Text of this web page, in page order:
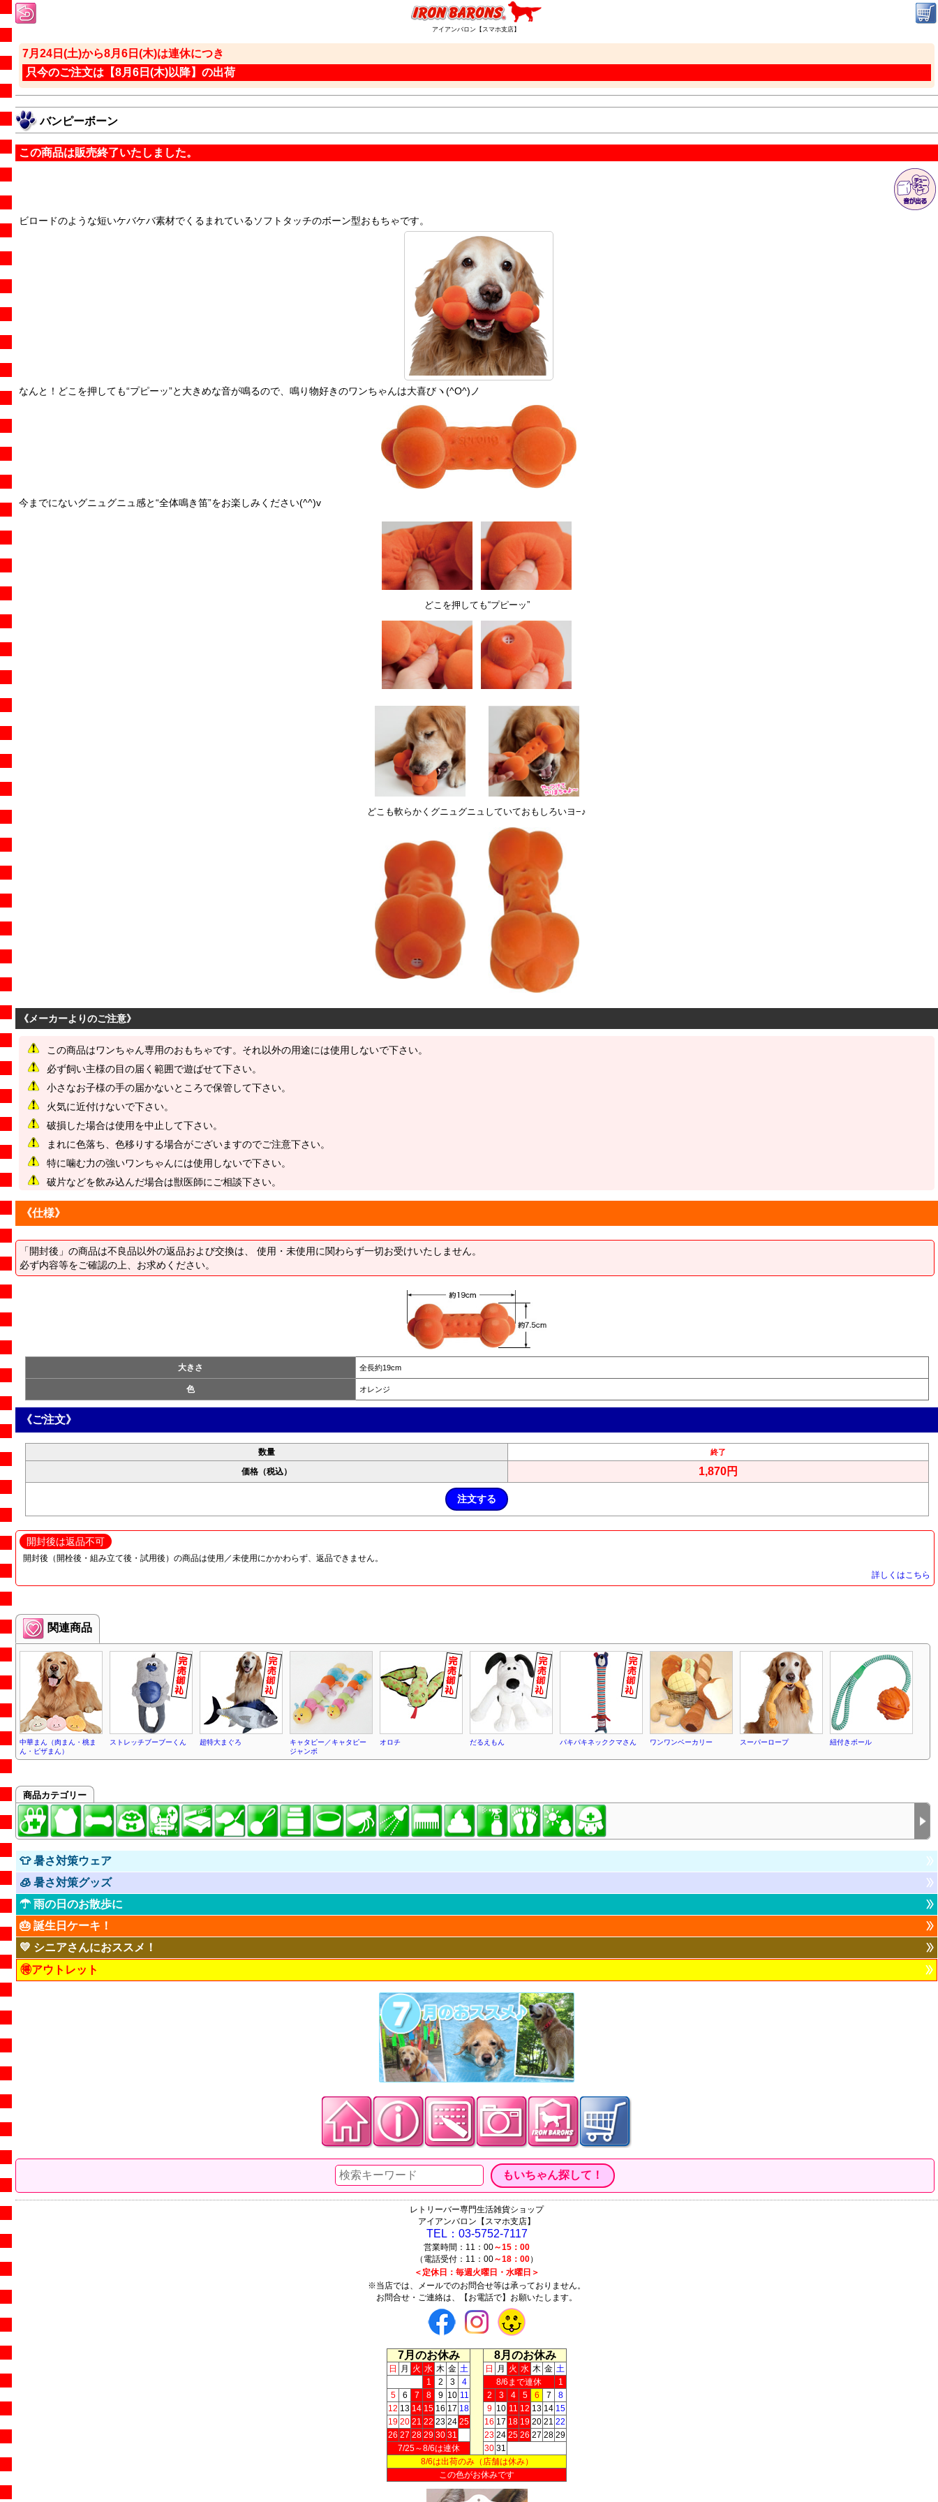
アイアンバロン【スマホ支店】
7月24日(土)から8月6日(木)は連休につき
只今のご注文は【8月6日(木)以降】の出荷
バンピーボーン
この商品は販売終了いたしました。
ビロードのような短いケバケバ素材でくるまれているソフトタッチのボーン型おもちゃです。
なんと！どこを押しても“プピーッ”と大きめな音が鳴るので、鳴り物好きのワンちゃんは大喜びヽ(^O^)ノ
今までにないグニュグニュ感と“全体鳴き笛”をお楽しみください(^^)v
どこを押しても“プピーッ”
どこも軟らかくグニュグニュしていておもしろいヨ−♪
《メーカーよりのご注意》
この商品はワンちゃん専用のおもちゃです。それ以外の用途には使用しないで下さい。
必ず飼い主様の目の届く範囲で遊ばせて下さい。
小さなお子様の手の届かないところで保管して下さい。
火気に近付けないで下さい。
破損した場合は使用を中止して下さい。
まれに色落ち、色移りする場合がございますのでご注意下さい。
特に噛む力の強いワンちゃんには使用しないで下さい。
破片などを飲み込んだ場合は獣医師にご相談下さい。
《仕様》
「開封後」の商品は不良品以外の返品および交換は、 使用・未使用に関わらず一切お受けいたしません。
必ず内容等をご確認の上、お求めください。
大きさ 全長約19cm
色 オレンジ
《ご注文》
数量 終了
価格（税込） 1,870円
開封後は返品不可
開封後（開栓後・組み立て後・試用後）の商品は使用／未使用にかかわらず、返品できません。
詳しくはこちら
関連商品
中華まん（肉まん・桃ま
ん・ピザまん）
ストレッチブーブーくん 超特大まぐろ
キャタピー／キャタピー
ジャンボ
オロチ だるえもん パキパキネッククマさん ワンワンベーカリー スーパーロープ 紐付きボール
商品カテゴリー
👕 暑さ対策ウェア
🧊 暑さ対策グッズ
☂ 雨の日のお散歩に
🎂 誕生日ケーキ！
💛 シニアさんにおススメ！
🉐アウトレット
レトリーバー専門生活雑貨ショップ
アイアンバロン【スマホ支店】
TEL：03-5752-7117
営業時間：11：00～15：00
（電話受付：11：00～18：00）
＜定休日：毎週火曜日・水曜日＞
※当店では、メールでのお問合せ等は承っておりません。
お問合せ・ご連絡は、【お電話で】お願いたします。
7月のお休み 8月のお休み
日 月 火 水 木 金 土 日 月 火 水 木 金 土
1
2 3 4 8/6まで連休
1
5
6 7 8 9 10 11 2 3 4 5 6 7
8
12 13 14 15 16 17 18 9 10 11 12 13 14 15
19 20 21 22 23 24 25 16 17 18 19 20 21 22
26 27 28 29 30 31 23 24 25 26 27 28 29
7/25～8/6は連休
30 31
8/6は出荷のみ（店舗は休み）
この色がお休みです